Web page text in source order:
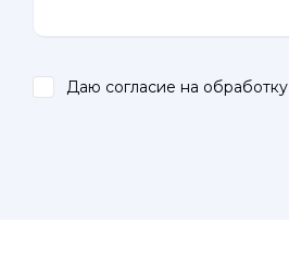
Даю согласие на обработку